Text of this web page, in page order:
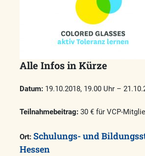
Alle Infos in Kürze
Datum: 19.10.2018, 19.00 Uhr –
Teilnahmebeitrag: 30 € für VCP-
Ort: Schulungs- und
Hessen